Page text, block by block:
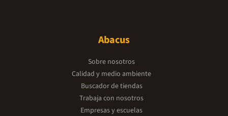
Abacus
Sobre nosotros
Calidad y medio ambiente
Buscador de tiendas
Trabaja con nosotros
Empresas y escuelas